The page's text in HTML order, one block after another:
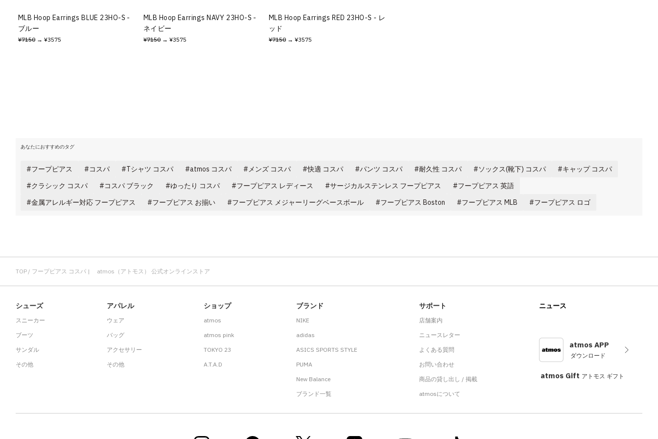
すべてのウェア
MLB Hoop Earrings BLUE 23HO-S -
ブルー
¥7150 → ¥3575
MLB Hoop Earrings NAVY 23HO-S -
ネイビー
¥7150 → ¥3575
MLB Hoop Earrings RED 23HO-S - レ
ッド
¥7150 → ¥3575
あなたにおすすめのタグ
フープピアス コスパ Tシャツ コスパ atmos コスパ メンズ コスパ 快適 コスパ パンツ コスパ 耐久性 コスパ ソックス(靴下) コスパ
キャップ コスパ
クラシック コスパ
コスパ ブラック ゆったり コスパ フープピアス レディース サージカルステンレス フープピアス
フープピアス 英語
金属アレルギー対応 フープピアス
フープピアス お揃い フープピアス メジャーリーグベースボール フープピアス Boston フープピアス MLB フープピアス ロゴ
TOP フープピアス コスパ | atmos（アトモス） 公式オンラインストア
シューズ
スニーカー
ブーツ
サンダル
その他
アパレル
ウェア
バッグ
アクセサリー
その他
ショップ
atmos
atmos pink
TOKYO 23
A.T.A.D
ブランド
NIKE
adidas
ASICS SPORTS STYLE
PUMA
New Balance
ブランド一覧
サポート
店舗案内
ニュースレター
よくある質問
お問い合わせ
商品の貸し出し / 掲載
atmosについて
ニュース
atmos APP
ダウンロード
atmos Gift アトモス ギフト